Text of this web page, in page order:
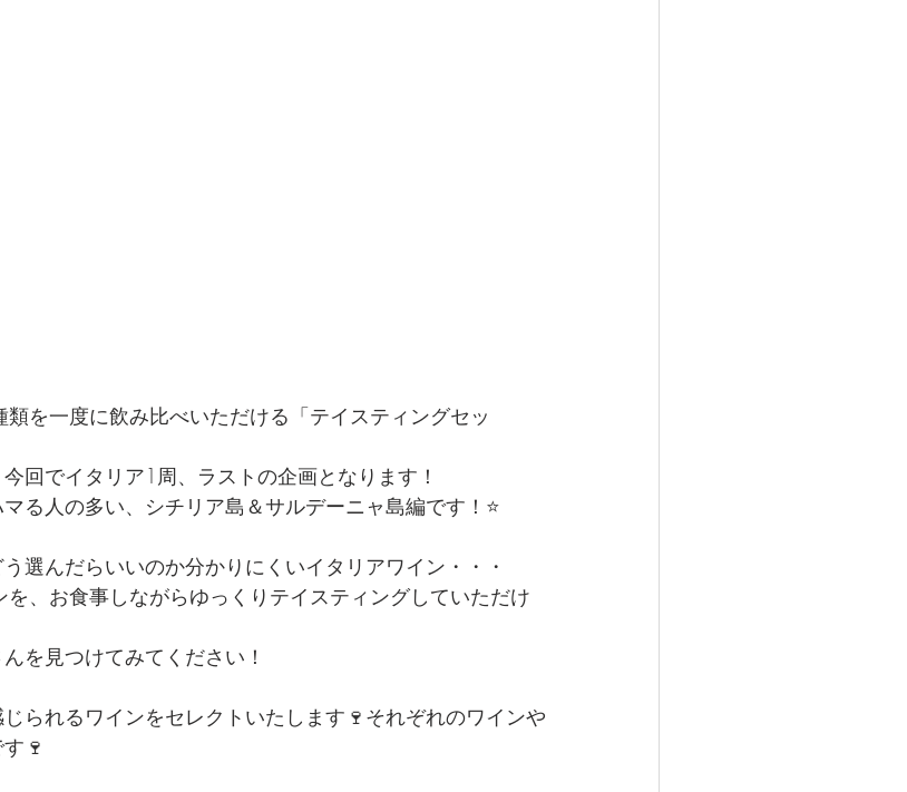
を一度に飲み比べいただける「テイスティングセッ
回でイタリア1周、ラストの企画となります！
る人の多い、シチリア島＆サルデーニャ島編です！⭐️
選んだらいいのか分かりにくいイタリアワイン・・・
、お食事しながらゆっくりテイスティングしていただけ
を見つけてみてください！
られるワインをセレクトいたします🍷それぞれのワインや
🍷